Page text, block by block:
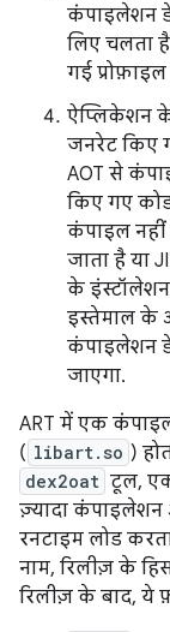
कंपाइलेशन
लिए चलता
गई
ऐप्लिकेशन
जनरेट किए
AOT से
किए गए
कंपाइल नहीं
जाता है या
के
इस्तेमाल के
कंपाइलेशन
जाएगा.
ART में एक
( libart.so )
dex2oat टूल,
ज़्यादा
रनटाइम लोड
नाम, रिलीज़ के
रिलीज़ के बाद, ये